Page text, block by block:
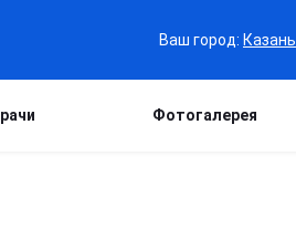
Ваш город: Казань
Фотогалерея